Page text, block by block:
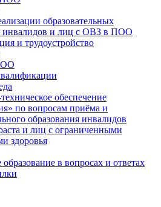
образовательных
инвалидов и лиц с ОВЗ в ПОО
и трудоустройство
обеспечение
по вопросам приёма и
образования инвалидов
и лиц с ограниченными
здоровья
в вопросах и ответах